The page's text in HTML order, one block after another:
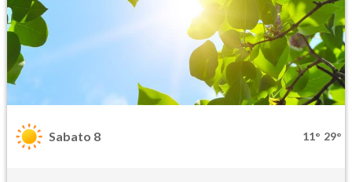
Sabato 8 11° 29°